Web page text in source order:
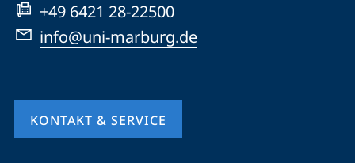
+49 6421 28-22500
info@uni-marburg.de
KONTAKT & SERVICE